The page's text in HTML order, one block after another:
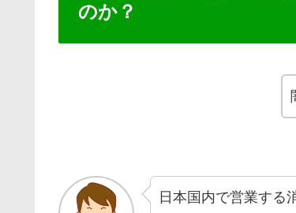
のか？
日本国内で営業する